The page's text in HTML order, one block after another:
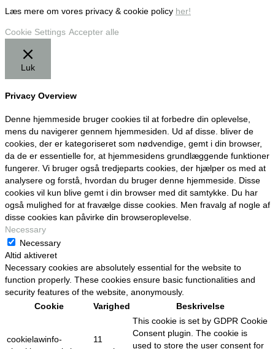
Læs mere om vores privacy & cookie policy her!
Cookie Settings Accepter alle
Luk
Privacy Overview
Denne hjemmeside bruger cookies til at forbedre din oplevelse,
mens du navigerer gennem hjemmesiden. Ud af disse. bliver de
cookies, der er kategoriseret som nødvendige, gemt i din browser,
da de er essentielle for, at hjemmesidens grundlæggende funktioner
fungerer. Vi bruger også tredjeparts cookies, der hjælper os med at
analysere og forstå, hvordan du bruger denne hjemmeside. Disse
cookies vil kun blive gemt i din browser med dit samtykke. Du har
også mulighed for at fravælge disse cookies. Men fravalg af nogle af
disse cookies kan påvirke din browseroplevelse.
Necessary
Necessary
Altid aktiveret
Necessary cookies are absolutely essential for the website to
function properly. These cookies ensure basic functionalities and
security features of the website, anonymously.
Cookie
Varighed Beskrivelse
cookielawinfo-
11
This cookie is set by GDPR Cookie
Consent plugin. The cookie is
used to store the user consent for